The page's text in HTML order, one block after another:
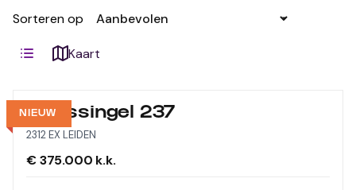
Sorteren op
Kaart
NIEUW
Morssingel 237
2312 EX LEIDEN
€ 375.000 k.k.